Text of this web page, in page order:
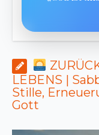
LEBENS |
Stille,
Gott